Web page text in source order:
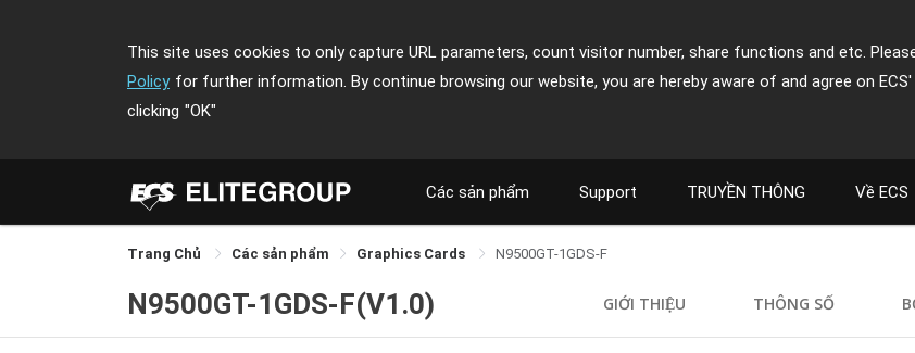
This site uses cookies to only capture URL parameters, count visitor number, share functions and etc.
Policy for further information. By continue browsing our website, you are hereby aware of and agree on
clicking "OK"
Các sản phẩm Support TRUYỀN THÔNG Về ECS
Trang Chủ Các sản phẩm Graphics Cards N9500GT-1GDS-F
N9500GT-1GDS-F(V1.0) GIỚI THIỆU THÔNG SỐ